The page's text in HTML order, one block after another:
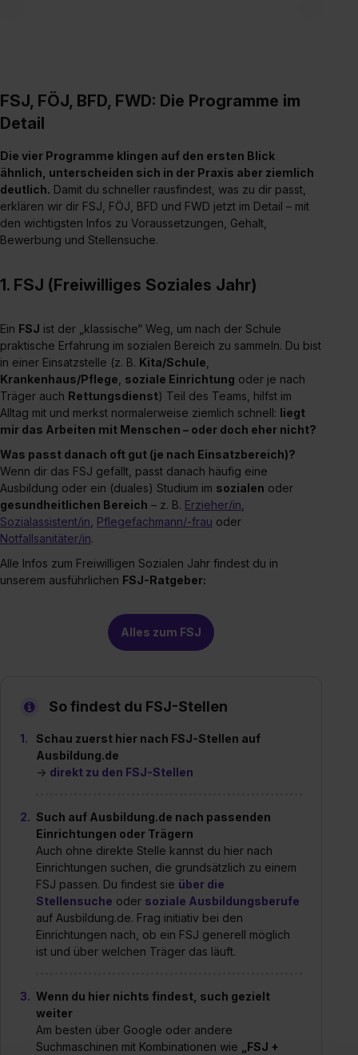
FSJ, FÖJ, BFD, FWD: Die Programme im
Detail
Die vier Programme klingen auf den ersten Blick
ähnlich, unterscheiden sich in der Praxis aber ziemlich
deutlich. Damit du schneller rausfindest, was zu dir passt,
erklären wir dir FSJ, FÖJ, BFD und FWD jetzt im Detail – mit
den wichtigsten Infos zu Voraussetzungen, Gehalt,
Bewerbung und Stellensuche.
1. FSJ (Freiwilliges Soziales Jahr)
Ein FSJ ist der „klassische“ Weg, um nach der Schule
praktische Erfahrung im sozialen Bereich zu sammeln. Du bist
in einer Einsatzstelle (z. B. Kita/Schule
Krankenhaus/Pflege soziale Einrichtung oder je nach
Träger auch Rettungsdienst) Teil des Teams, hilfst im
Alltag mit und merkst normalerweise ziemlich schnell: liegt
mir das Arbeiten mit Menschen – oder doch eher nicht?
Was passt danach oft gut (je nach Einsatzbereich)?
Wenn dir das FSJ gefällt, passt danach häufig eine
Ausbildung oder ein (duales) Studium im sozialen oder
gesundheitlichen Bereich – z. B. Erzieher/in
Sozialassistent/in Pflegefachmann/-frau oder
Notfallsanitäter/in.
Alle Infos zum Freiwilligen Sozialen Jahr findest du in
unserem ausführlichen FSJ-Ratgeber:
Alles zum FSJ
So findest du FSJ-Stellen
Schau zuerst hier nach FSJ-Stellen auf
Ausbildung.de
→ direkt zu den FSJ-Stellen
Such auf Ausbildung.de nach passenden
Einrichtungen oder Trägern
Auch ohne direkte Stelle kannst du hier nach
Einrichtungen suchen, die grundsätzlich zu einem
FSJ passen. Du findest sie über die
Stellensuche oder soziale Ausbildungsberufe
auf Ausbildung.de. Frag initiativ bei den
Einrichtungen nach, ob ein FSJ generell möglich
ist und über welchen Träger das läuft.
Wenn du hier nichts findest, such gezielt
weiter
Am besten über Google oder andere
Suchmaschinen mit Kombinationen wie
„FSJ +